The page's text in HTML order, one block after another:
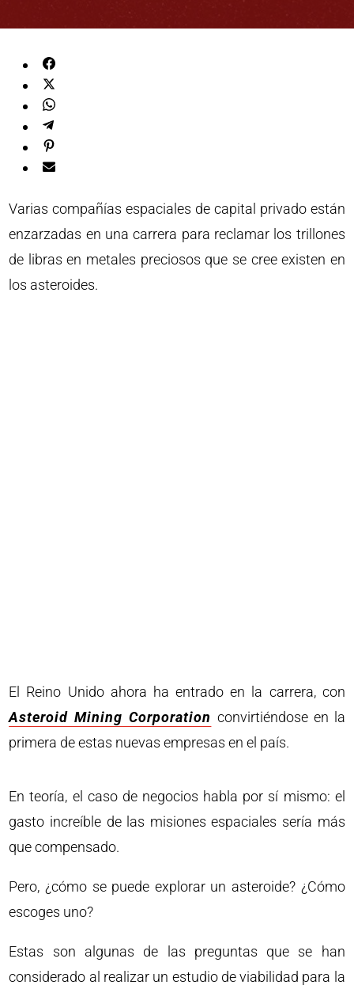
Varias compañías espaciales de capital privado están
enzarzadas en una carrera para reclamar los trillones
de libras en metales preciosos que se cree existen en
los asteroides.
El Reino Unido ahora ha entrado en la carrera, con
Asteroid Mining Corporation convirtiéndose en la
primera de estas nuevas empresas en el país.
En teoría, el caso de negocios habla por sí mismo: el
gasto increíble de las misiones espaciales sería más
que compensado.
Pero, ¿cómo se puede explorar un asteroide? ¿Cómo
escoges uno?
Estas son algunas de las preguntas que se han
considerado al realizar un estudio de viabilidad para la